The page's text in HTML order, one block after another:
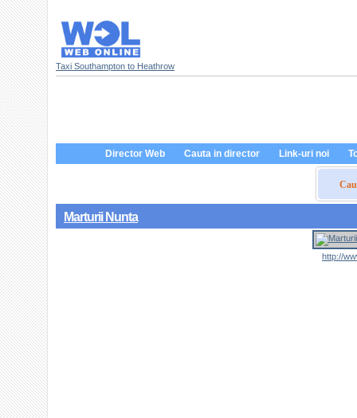
Taxi Southampton to Heathrow
Director Web Cauta in director Link-uri noi
Marturii Nunta
http://